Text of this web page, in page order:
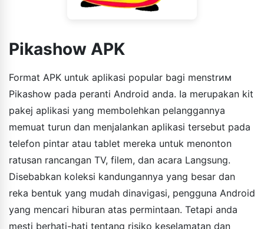
Pikashow APK
Format APK untuk aplikasi popular bagi menstrим
Pikashow pada peranti Android anda. Ia merupakan kit
pakej aplikasi yang membolehkan pelanggannya
memuat turun dan menjalankan aplikasi tersebut pada
telefon pintar atau tablet mereka untuk menonton
ratusan rancangan TV, filem, dan acara Langsung.
Disebabkan koleksi kandungannya yang besar dan
reka bentuk yang mudah dinavigasi, pengguna Android
yang mencari hiburan atas permintaan. Tetapi anda
mesti berhati-hati tentang risiko keselamatan dan